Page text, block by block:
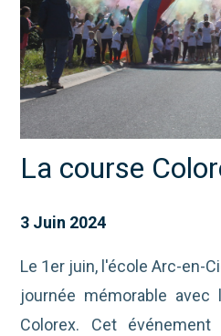
La course
3 Juin 2024
Le 1er juin, l'école Arc-en-
journée mémorable
Colorex. Cet